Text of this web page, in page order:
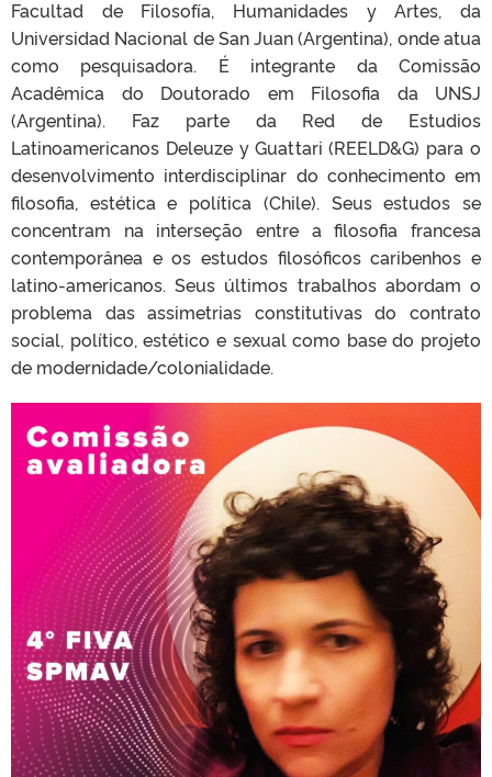
Facultad de Filosofía, Humanidades y Artes, da
Universidad Nacional de San Juan (Argentina), onde atua
como pesquisadora. É integrante da Comissão
Acadêmica do Doutorado em Filosofia da UNSJ
(Argentina). Faz parte da Red de Estudios
Latinoamericanos Deleuze y Guattari (REELD&G) para o
desenvolvimento interdisciplinar do conhecimento em
filosofia, estética e política (Chile). Seus estudos se
concentram na interseção entre a filosofia francesa
contemporânea e os estudos filosóficos caribenhos e
latino-americanos. Seus últimos trabalhos abordam o
problema das assimetrias constitutivas do contrato
social, político, estético e sexual como base do projeto
de modernidade/colonialidade.